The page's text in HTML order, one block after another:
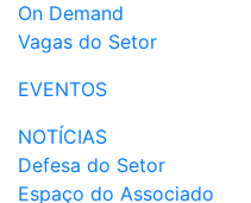
On Demand
Vagas do Setor
EVENTOS
NOTÍCIAS
Defesa do Setor
Espaço do Associado